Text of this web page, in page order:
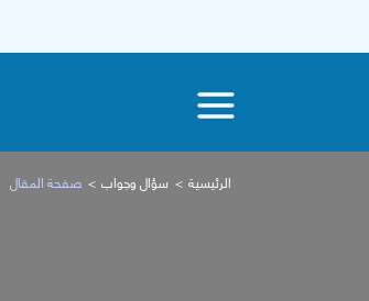
الرئيسية سؤال وجواب صفحة المقال